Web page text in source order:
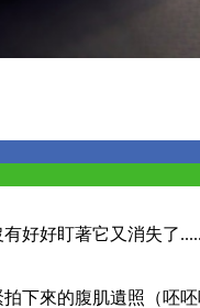
好好盯著它又消失了
下來的腹肌遺照（呸